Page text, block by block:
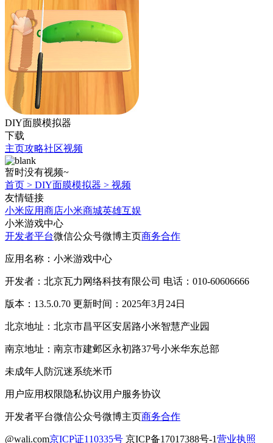
DIY面膜模拟器
下载
主页攻略社区视频
暂时没有视频~
首页 > DIY面膜模拟器 > 视频
友情链接
小米应用商店小米商城英雄互娱
小米游戏中心
开发者平台微信公众号微博主页商务合作
应用名称：小米游戏中心
开发者：北京瓦力网络科技有限公司 电话：010-60606666
版本：13.5.0.70 更新时间：2025年3月24日
北京地址：北京市昌平区安居路小米智慧产业园
南京地址：南京市建邺区永初路37号小米华东总部
未成年人防沉迷系统米币
用户应用权限隐私协议用户服务协议
开发者平台微信公众号微博主页商务合作
@wali.com京ICP证110335号 京ICP备17017388号-1营业执照